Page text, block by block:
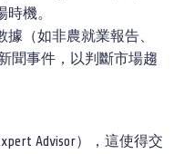
機。
據（如非農就業報告、
聞事件，以判斷市場趨
Advisor），這使得交